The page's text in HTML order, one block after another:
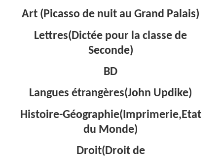
Art (Picasso de nuit au Grand Palais)
Lettres(Dictée pour la classe de
Seconde)
BD
Langues étrangères(John Updike)
Histoire-Géographie(Imprimerie,Etat
du Monde)
Droit(Droit de